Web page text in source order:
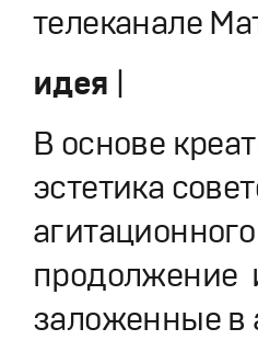
телеканале
идея |
В основе
эстетика
продолжение
заложенные в